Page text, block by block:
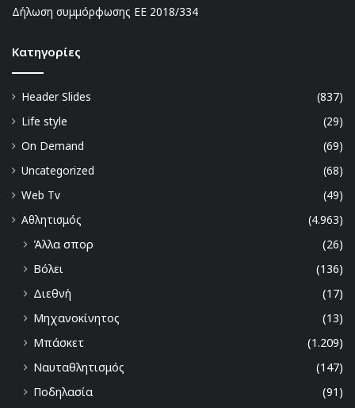
Δήλωση συμμόρφωσης ΕΕ 2018/334
Kατηγορίες
Header Slides
(837)
Life style
(29)
On Demand
(69)
Uncategorized
(68)
Web Tv
(49)
Αθλητισμός
(4.963)
Άλλα σπορ
(26)
Βόλει
(136)
Διεθνή
(17)
Μηχανοκίνητος
(13)
Μπάσκετ
(1.209)
Ναυταθλητισμός
(147)
Ποδηλασία
(91)